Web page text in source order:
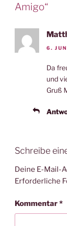
Amigo“
6.
Da
und
Gruß
Schreibe
Deine E-Mail-
Erforderliche
Kommentar*